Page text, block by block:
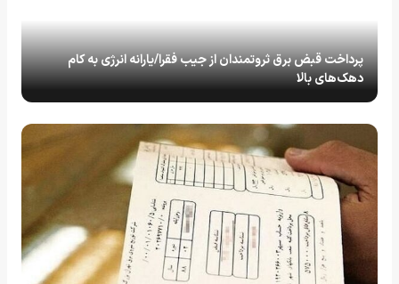
پرداخت قبض برق ثروتمندان از جیب فقرا/یارانه انرژی به کام
دهک‌های بالا